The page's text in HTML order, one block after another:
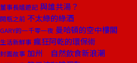
董事長嬉遊記 與誰共湯？
開瓶之前 不太綠的綠酒
GARY的一千零一夜 曼哈頓的空中樓閣
生活新鮮事 瘋狂阿乾的環保術
封面故事 加州 自然飲食新浪潮